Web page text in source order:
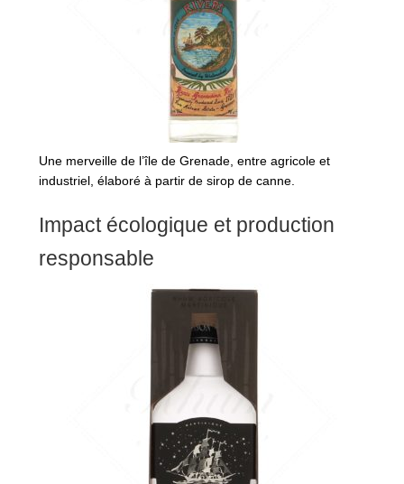
Une merveille de l’île de Grenade, entre agricole et
industriel, élaboré à partir de sirop de canne.
Impact écologique et production
responsable